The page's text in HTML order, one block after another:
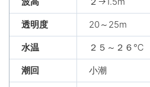
透明度 20～25m
水温 ２５～２６℃
潮回 小潮